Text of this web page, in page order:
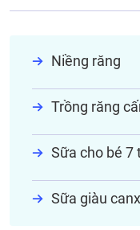
Niềng răng
Trồng răng
Sữa cho bé 7
Sữa giàu